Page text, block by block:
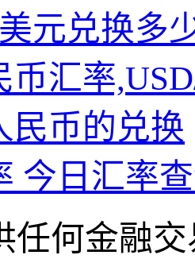
元兑换多
币汇率
民币的兑换
今日汇率
任何金融